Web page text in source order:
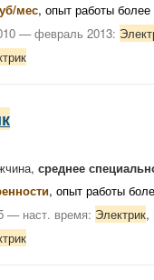
мес, опыт работы более
— февраль 2013:
среднее
, опыт работы
— наст. время: Электрик,